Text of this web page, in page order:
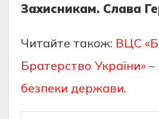
Захисникам. Слава
Читайте також: ВЦС
Братерство України» –
безпеки держави.